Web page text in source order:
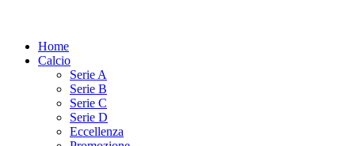
Home
Calcio
Serie A
Serie B
Serie C
Serie D
Eccellenza